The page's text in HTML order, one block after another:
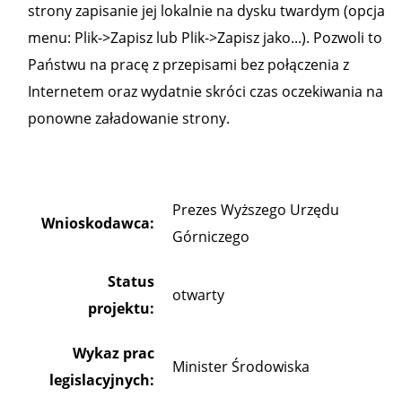
strony zapisanie jej lokalnie na dysku twardym (opcja
menu: Plik->Zapisz lub Plik->Zapisz jako...). Pozwoli to
Państwu na pracę z przepisami bez połączenia z
Internetem oraz wydatnie skróci czas oczekiwania na
ponowne załadowanie strony.
Wnioskodawca:
Prezes Wyższego Urzędu
Górniczego
Status
projektu:
otwarty
Wykaz prac
legislacyjnych:
Minister Środowiska